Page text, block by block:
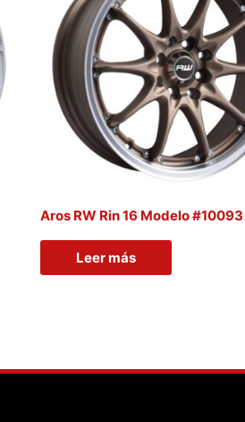
Aros RW Rin 16 Modelo #10093
Leer más